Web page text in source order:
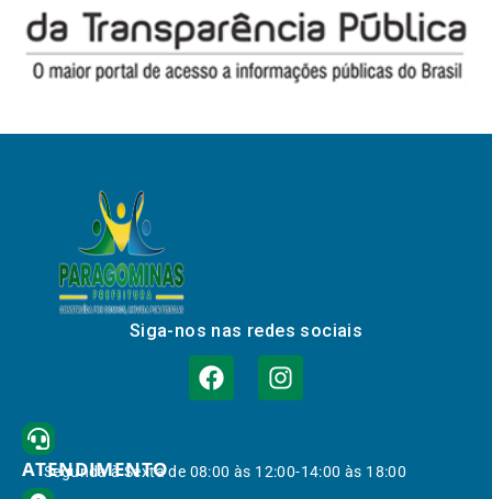
Siga-nos nas redes sociais
ATENDIMENTO
Segunda à Sexta de 08:00 às 12:00-14:00 às 18:00